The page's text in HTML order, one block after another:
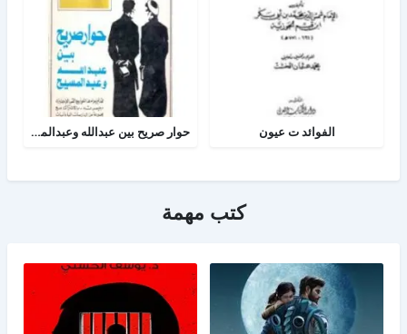
الفوائد ت عيون حوار صريح بين عبدالله وعبدالمسيح
كتب مهمة